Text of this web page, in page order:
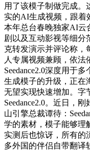
用了该模子制做完成。
实的AI生成视频，跟着
本年总台春晚独家AI云
剧以及互动影视等细分
克转发演示并评论称，
人专属视频兼顾，依法
Seedance2.0深度用于
生成模子的升级，正在
无望实现快速增加。字
Seedance2.0。近日，
山引擎总裁谭待：
学的素材，模子能够理
实测后也惊讶，所有的
多外国的伴侣自带翻译